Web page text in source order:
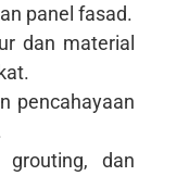
panel fasad.
dan material
pencahayaan
grouting, dan